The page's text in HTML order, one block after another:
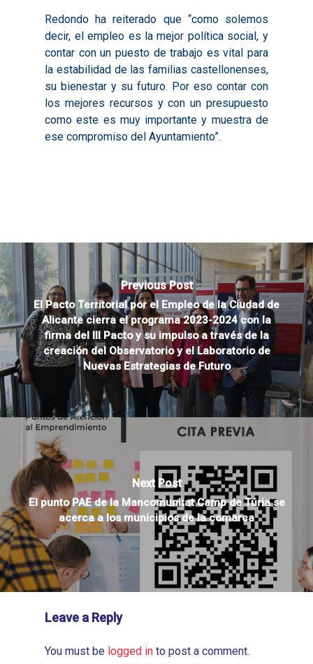
Redondo ha reiterado que “como solemos
decir, el empleo es la mejor política social, y
contar con un puesto de trabajo es vital para
la estabilidad de las familias castellonenses,
su bienestar y su futuro. Por eso contar con
los mejores recursos y con un presupuesto
como este es muy importante y muestra de
ese compromiso del Ayuntamiento”.
Previous Post
El Pacto Territorial por el Empleo de la Ciudad de
Alicante cierra el programa 2023-2024 con la
firma del III Pacto y su impulso a través de la
creación del Observatorio y el Laboratorio de
Nuevas Estrategias de Futuro
Next Post
El punto PAE de la Mancomunitat Camp de Túria se
acerca a los municipios de la comarca
Leave a Reply
You must be logged in to post a comment.